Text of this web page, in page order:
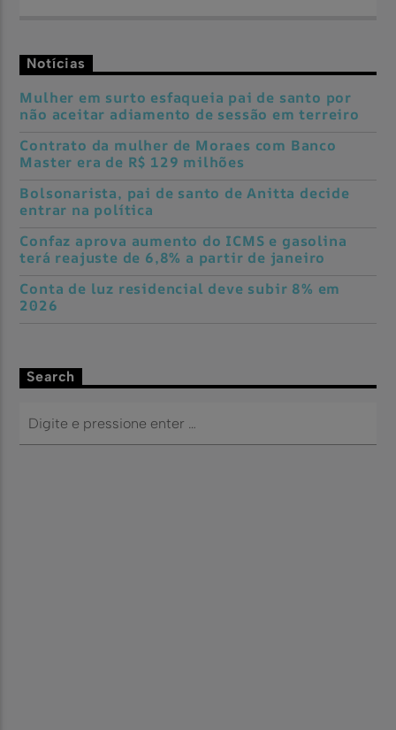
Notícias
Mulher em surto esfaqueia pai de santo por
não aceitar adiamento de sessão em terreiro
Contrato da mulher de Moraes com Banco
Master era de R$ 129 milhões
Bolsonarista, pai de santo de Anitta decide
entrar na política
Confaz aprova aumento do ICMS e gasolina
terá reajuste de 6,8% a partir de janeiro
Conta de luz residencial deve subir 8% em
2026
Search